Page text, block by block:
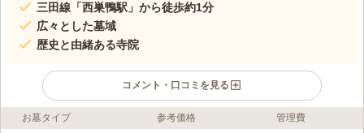
三田線「西巣鴨駅」から徒歩約1分
広々とした墓域
歴史と由緒ある寺院
コメント・口コミを見る
ライフドット編集部のコメント
お墓タイプ 参考価格 管理費